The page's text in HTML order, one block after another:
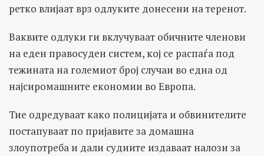
ретко влијаат врз одлуките донесени на теренот.
Ваквите одлуки ги вклучуваат обичните членови
на еден правосуден систем, кој се распаѓа под
тежината на големиот број случаи во една од
најсиромашните економии во Европа.
Тие одредуваат како полицијата и обвинителите
постапуваат по пријавите за домашна
злоупотреба и дали судиите издаваат налози за